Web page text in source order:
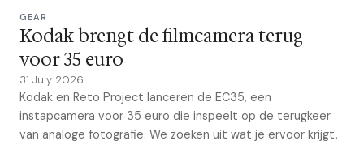
GEAR
Kodak brengt de filmcamera terug
voor 35 euro
31 July 2026
Kodak en Reto Project lanceren de EC35, een
instapcamera voor 35 euro die inspeelt op de terugkeer
van analoge fotografie. We zoeken uit wat je ervoor krijgt,